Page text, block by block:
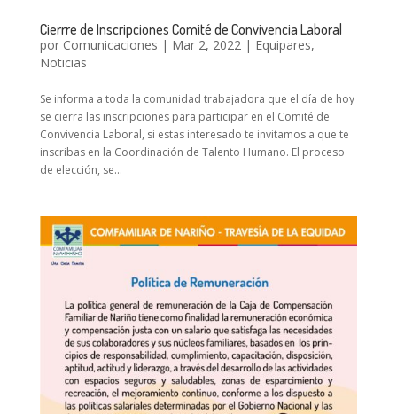
Cierrre de Inscripciones Comité de Convivencia Laboral
por Comunicaciones | Mar 2, 2022| Equipares,
Noticias
Se informa a toda la comunidad trabajadora que el día de hoy
se cierra las inscripciones para participar en el Comité de
Convivencia Laboral, si estas interesado te invitamos a que te
inscribas en la Coordinación de Talento Humano. El proceso
de elección, se...